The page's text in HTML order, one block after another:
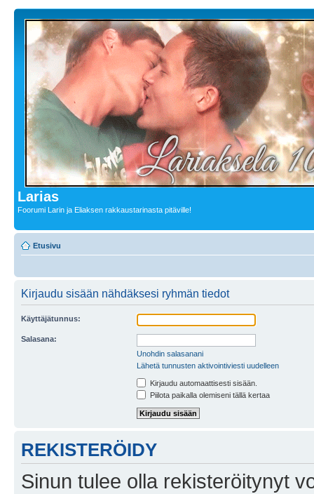
Larias
Foorumi Larin ja Eliaksen rakkaustarinasta pitäville!
Etusivu
Kirjaudu sisään nähdäksesi ryhmän tiedot
Käyttäjätunnus:
Salasana:
Unohdin salasanani
Lähetä tunnusten aktivointiviesti uudelleen
Kirjaudu automaattisesti sisään.
Piilota paikalla olemiseni tällä kertaa
REKISTERÖIDY
Sinun tulee olla rekisteröitynyt